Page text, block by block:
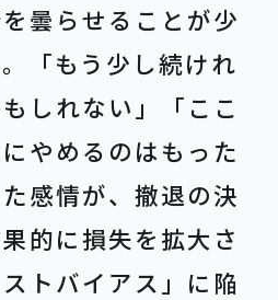
曇らせることが少
「もう少し続けれ
しれない」「ここ
やめるのはもった
感情が、撤退の決
的に損失を拡大さ
トバイアス」に陥